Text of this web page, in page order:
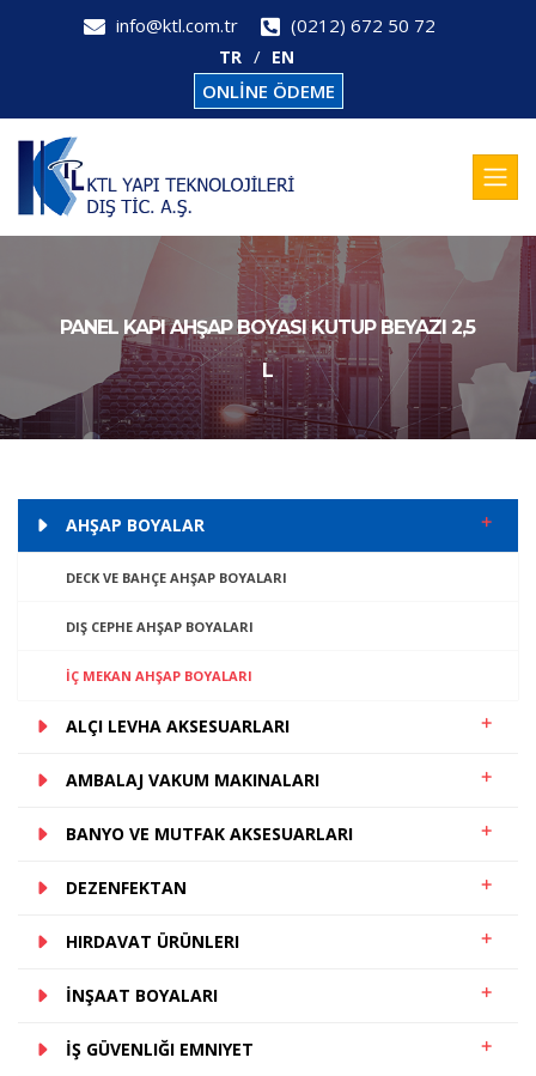
info@ktl.com.tr (0212) 672 50 72
TR EN
ONLİNE ÖDEME
PANEL KAPI AHŞAP BOYASI KUTUP BEYAZI 2,5
L
AHŞAP BOYALAR
DECK VE BAHÇE AHŞAP BOYALARI
DIŞ CEPHE AHŞAP BOYALARI
İÇ MEKAN AHŞAP BOYALARI
ALÇI LEVHA AKSESUARLARI
AMBALAJ VAKUM MAKINALARI
BANYO VE MUTFAK AKSESUARLARI
DEZENFEKTAN
HIRDAVAT ÜRÜNLERI
İNŞAAT BOYALARI
İŞ GÜVENLIĞI EMNIYET